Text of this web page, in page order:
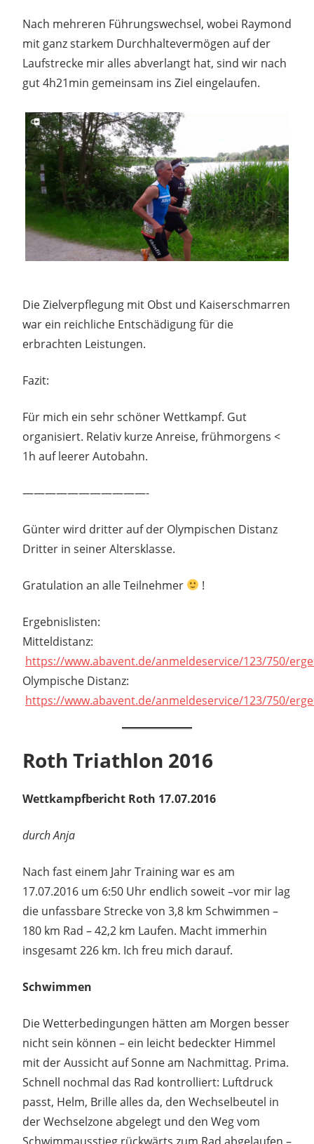
Nach mehreren Führungswechsel, wobei Raymond
mit ganz starkem Durchhaltevermögen auf der
Laufstrecke mir alles abverlangt hat, sind wir nach
gut 4h21min gemeinsam ins Ziel eingelaufen.
Die Zielverpflegung mit Obst und Kaiserschmarren
war ein reichliche Entschädigung für die
erbrachten Leistungen.
Fazit:
Für mich ein sehr schöner Wettkampf. Gut
organisiert. Relativ kurze Anreise, frühmorgens <
1h auf leerer Autobahn.
———————————-
Günter wird dritter auf der Olympischen Distanz
Dritter in seiner Altersklasse.
Gratulation an alle Teilnehmer !
Ergebnislisten:
Mitteldistanz:
https://www.abavent.de/anmeldeservice/123/750/
Olympische Distanz:
https://www.abavent.de/anmeldeservice/123/750/
Roth Triathlon 2016
Wettkampfbericht Roth 17.07.2016
durch Anja
Nach fast einem Jahr Training war es am
17.07.2016 um 6:50 Uhr endlich soweit –vor mir lag
die unfassbare Strecke von 3,8 km Schwimmen –
180 km Rad – 42,2 km Laufen. Macht immerhin
insgesamt 226 km. Ich freu mich darauf.
Schwimmen
Die Wetterbedingungen hätten am Morgen besser
nicht sein können – ein leicht bedeckter Himmel
mit der Aussicht auf Sonne am Nachmittag. Prima.
Schnell nochmal das Rad kontrolliert: Luftdruck
passt, Helm, Brille alles da, den Wechselbeutel in
der Wechselzone abgelegt und den Weg vom